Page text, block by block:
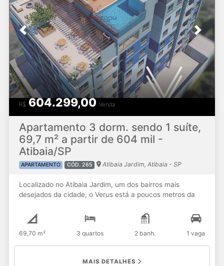
Apartamento 3 dorm. sendo 1 suíte,
69,7 m² a partir de 604 mil -
Atibaia/SP
APARTAMENTO CÓD. 265 Atibaia Jardim, Atibaia - SP
Previous Next
R$604.299,00Venda
Localizado no Atibaia Jardim, um dos bairros mais
desejados da cidade, o Verus está a poucos metros da
Jardim do Lago, cercado por comércios, serviços e tudo
o que você precisa no dia a dia. Apartamentos de 1, 2 e 3
dormitórios, com 1 ou 2 vagas de garagem: 1 dormitório –
43,37 m² A partir de R$ 376.017,90 à vista 2 dormitórios
69,70 m² 3 quartos 2 banh. 1 vaga
MAIS DETALHES